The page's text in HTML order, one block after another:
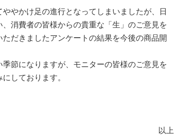
やかけ足の進行となってしまいましたが、日
消費者の皆様からの貴重な「生」のご意見を
だきましたアンケートの結果を今後の商品開
節になりますが、モニターの皆様のご意見を
しております。
以上